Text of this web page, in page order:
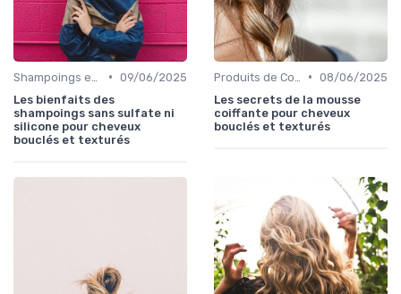
• 09/06/2025
Les bienfaits des
shampoings sans sulfate ni
silicone pour cheveux
bouclés et texturés
• 08/06/2025
Les secrets de la mousse
coiffante pour cheveux
bouclés et texturés